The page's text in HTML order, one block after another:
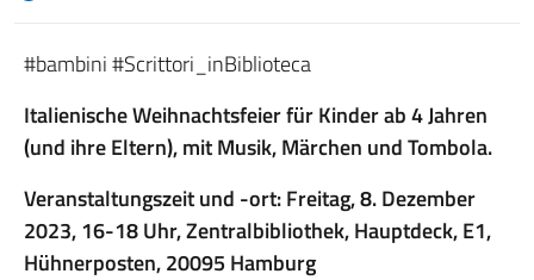
#bambini #Scrittori_inBiblioteca
Italienische Weihnachtsfeier für Kinder ab 4 Jahren
(und ihre Eltern), mit Musik, Märchen und Tombola.
Veranstaltungszeit und -ort: Freitag, 8. Dezember
2023, 16-18 Uhr, Zentralbibliothek, Hauptdeck, E1,
Hühnerposten, 20095 Hamburg